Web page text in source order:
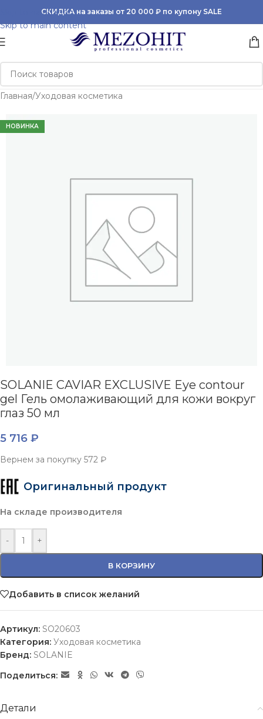
Skip to navigation
Skip to main content
СКИДКА на заказы от 20 000 ₽ по купону SALE
Главная/Уходовая косметика
НОВИНКА
SOLANIE CAVIAR EXCLUSIVE Eye contour
gel Гель омолаживающий для кожи вокруг
глаз 50 мл
5 716 ₽
Вернем за покупку 572 ₽
Оригинальный продукт
На складе производителя
- +
В КОРЗИНУ
Добавить в список желаний
Артикул: SO20603
Категория: Уходовая косметика
Бренд: SOLANIE
Поделиться:
Детали